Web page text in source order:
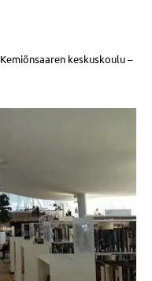
Kemiönsaaren keskuskoulu –